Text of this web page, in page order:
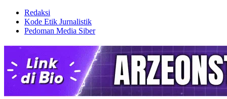
Redaksi
Kode Etik Jurnalistik
Pedoman Media Siber